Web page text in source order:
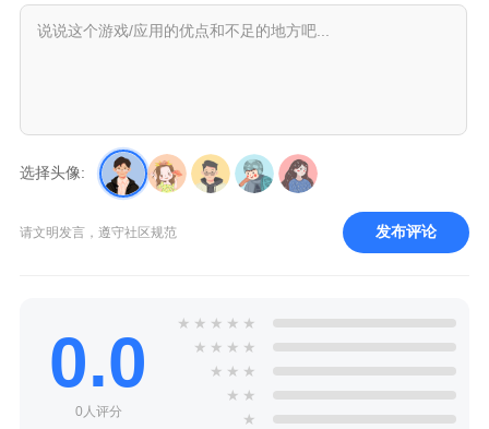
选择头像:
请文明发言，遵守社区规范 发布评论
0.0
0人评分
★ ★ ★ ★ ★
★ ★ ★ ★
★ ★ ★
★ ★
★